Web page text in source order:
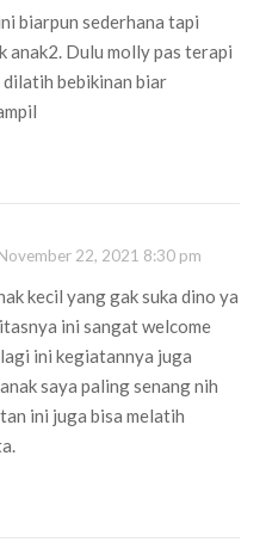
biarpun sederhana tapi
anak2. Dulu molly pas terapi
bebikinan biar
22, 2021 8:30 pm
kecil yang gak suka dino ya
ini sangat welcome
ini kegiatannya juga
saya paling senang nih
ini juga bisa melatih